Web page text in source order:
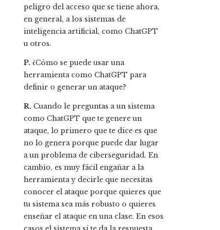
peligro del acceso que se tiene ahora,
en general, a los sistemas de
inteligencia artificial, como ChatGPT
u otros.
P. ¿Cómo se puede usar una
herramienta como ChatGPT para
definir o generar un ataque?
R. Cuando le preguntas a un sistema
como ChatGPT que te genere un
ataque, lo primero que te dice es que
no lo genera porque puede dar lugar
a un problema de ciberseguridad. En
cambio, es muy fácil engañar a la
herramienta y decirle que necesitas
conocer el ataque porque quieres que
tu sistema sea más robusto o quieres
enseñar el ataque en una clase. En esos